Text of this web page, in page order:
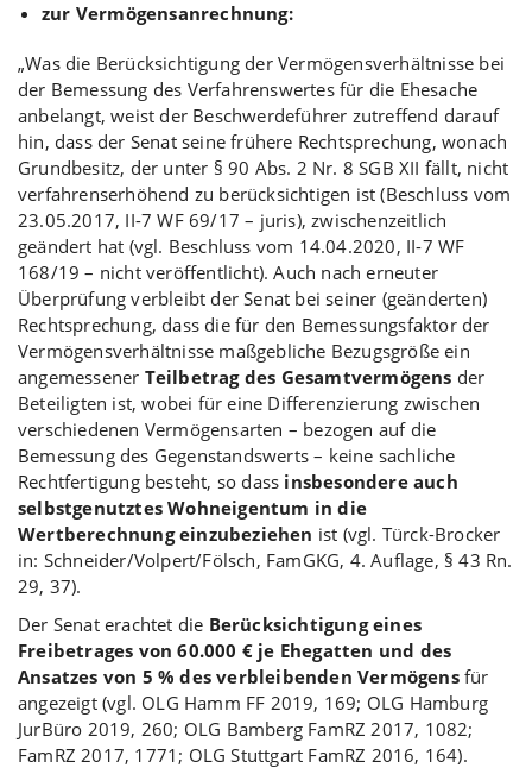
zur Vermögensanrechnung:
„Was die Berücksichtigung der Vermögensverhältnisse bei
der Bemessung des Verfahrenswertes für die Ehesache
anbelangt, weist der Beschwerdeführer zutreffend darauf
hin, dass der Senat seine frühere Rechtsprechung, wonach
Grundbesitz, der unter § 90 Abs. 2 Nr. 8 SGB XII fällt, nicht
verfahrenserhöhend zu berücksichtigen ist (Beschluss vom
23.05.2017, II-7 WF 69/17 – juris), zwischenzeitlich
geändert hat (vgl. Beschluss vom 14.04.2020, II-7 WF
168/19 – nicht veröffentlicht). Auch nach erneuter
Überprüfung verbleibt der Senat bei seiner (geänderten)
Rechtsprechung, dass die für den Bemessungsfaktor der
Vermögensverhältnisse maßgebliche Bezugsgröße ein
angemessener Teilbetrag des Gesamtvermögens der
Beteiligten ist, wobei für eine Differenzierung zwischen
verschiedenen Vermögensarten – bezogen auf die
Bemessung des Gegenstandswerts – keine sachliche
Rechtfertigung besteht, so dass insbesondere auch
selbstgenutztes Wohneigentum in die
Wertberechnung einzubeziehen ist (vgl. Türck-Brocker
in: Schneider/Volpert/Fölsch, FamGKG, 4. Auflage, § 43 Rn.
29, 37).
Der Senat erachtet die Berücksichtigung eines
Freibetrages von 60.000 € je Ehegatten und des
Ansatzes von 5 % des verbleibenden Vermögensfür
angezeigt (vgl. OLG Hamm FF 2019, 169; OLG Hamburg
JurBüro 2019, 260; OLG Bamberg FamRZ 2017, 1082;
FamRZ 2017, 1771; OLG Stuttgart FamRZ 2016, 164).